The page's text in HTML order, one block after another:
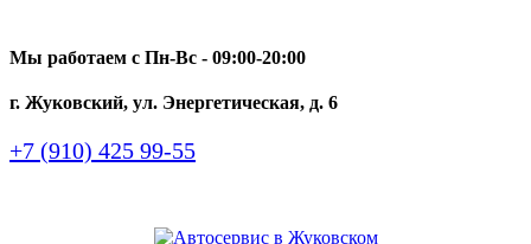
Мы работаем с Пн-Вc - 09:00-20:00
г. Жуковский, ул. Энергетическая, д. 6
+7 (910) 425 99-55